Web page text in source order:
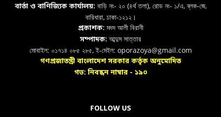
বার্তা ও বাণিজ্যিক কার্যালয়: বাড়ি নং- ২০ (৪র্থ তলা), রোড নং- ১/এ, ব্লক-জে,
বারিধারা, ঢাকা-১২১২।
প্রকাশক:মদদ আলী বিরানী
সম্পাদক: আব্দুস সাত্তার
মোবাইল: ০১৭১৪ ০৮৫ ২৮৫, ই-মেইল: oporazoya@gmail.com
গণপ্রজাতন্ত্রী বাংলাদেশ সরকার কর্তৃক অনুমোদিত
গভ: নিবন্ধন নাম্বার - ১৯০
FOLLOW US